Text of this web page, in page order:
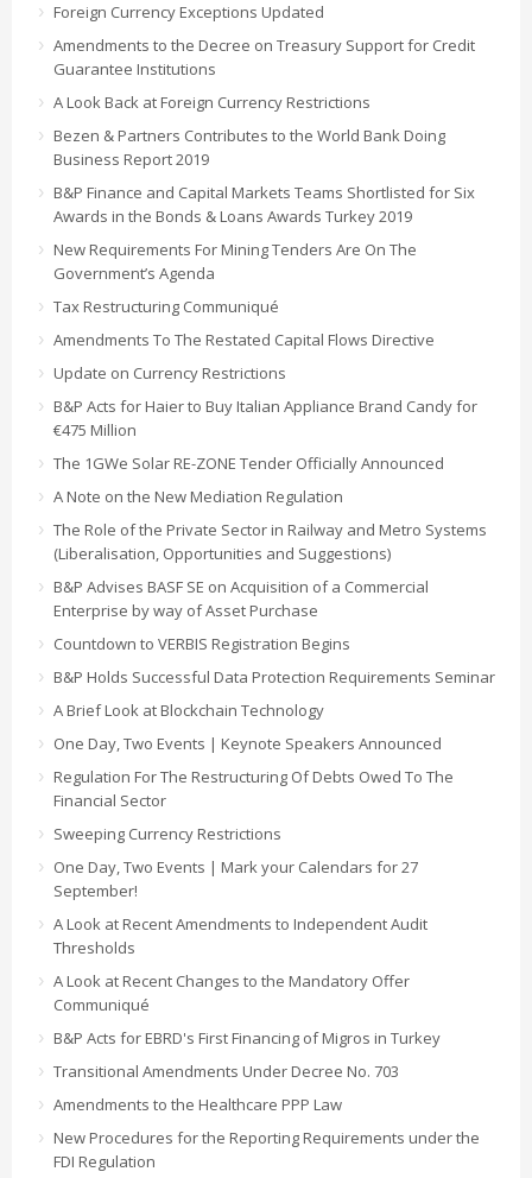
Foreign Currency Exceptions Updated
Amendments to the Decree on Treasury Support for Credit
Guarantee Institutions
A Look Back at Foreign Currency Restrictions
Bezen & Partners Contributes to the World Bank Doing
Business Report 2019
B&P Finance and Capital Markets Teams Shortlisted for Six
Awards in the Bonds & Loans Awards Turkey 2019
New Requirements For Mining Tenders Are On The
Government’s Agenda
Tax Restructuring Communiqué
Amendments To The Restated Capital Flows Directive
Update on Currency Restrictions
B&P Acts for Haier to Buy Italian Appliance Brand Candy for
€475 Million
The 1GWe Solar RE-ZONE Tender Officially Announced
A Note on the New Mediation Regulation
The Role of the Private Sector in Railway and Metro Systems
(Liberalisation, Opportunities and Suggestions)
B&P Advises BASF SE on Acquisition of a Commercial
Enterprise by way of Asset Purchase
Countdown to VERBIS Registration Begins
B&P Holds Successful Data Protection Requirements Seminar
A Brief Look at Blockchain Technology
One Day, Two Events | Keynote Speakers Announced
Regulation For The Restructuring Of Debts Owed To The
Financial Sector
Sweeping Currency Restrictions
One Day, Two Events | Mark your Calendars for 27
September!
A Look at Recent Amendments to Independent Audit
Thresholds
A Look at Recent Changes to the Mandatory Offer
Communiqué
B&P Acts for EBRD's First Financing of Migros in Turkey
Transitional Amendments Under Decree No. 703
Amendments to the Healthcare PPP Law
New Procedures for the Reporting Requirements under the
FDI Regulation